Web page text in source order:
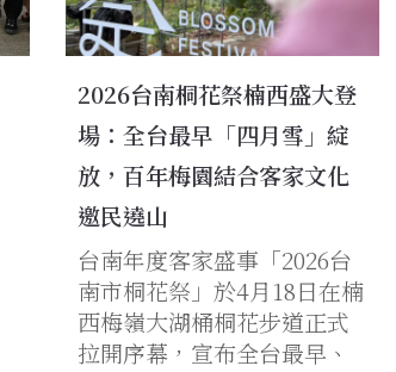
2026台南桐花祭楠西盛大登
場：全台最早「四月雪」綻
放，百年梅園結合客家文化
邀民遶山
台南年度客家盛事「2026台
南市桐花祭」於4月18日在楠
西梅嶺大湖桶桐花步道正式
拉開序幕，宣布全台最早、